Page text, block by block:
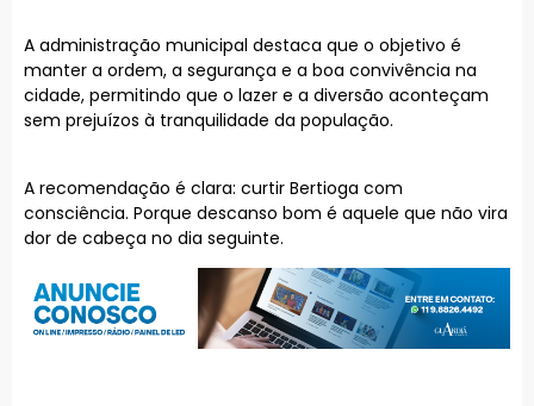
A administração municipal destaca que o objetivo é
manter a ordem, a segurança e a boa convivência na
cidade, permitindo que o lazer e a diversão aconteçam
sem prejuízos à tranquilidade da população.
A recomendação é clara: curtir Bertioga com
consciência. Porque descanso bom é aquele que não vira
dor de cabeça no dia seguinte.